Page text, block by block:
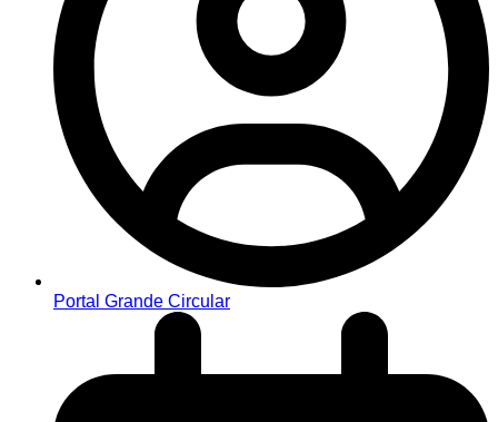
Portal Grande Circular